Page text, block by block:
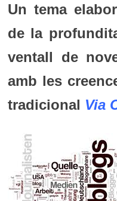
Un tema
de la
ventall de
amb les
tradicional Via